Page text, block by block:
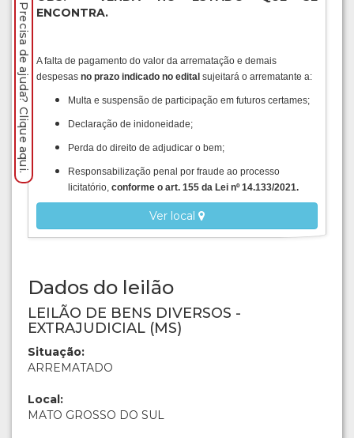
ENCONTRA.
A falta de pagamento do valor da arrematação e demais
despesas no prazo indicado no edital sujeitará o arrematante a:
Multa e suspensão de participação em futuros certames;
Declaração de inidoneidade;
Perda do direito de adjudicar o bem;
Responsabilização penal por fraude ao processo
licitatório, conforme o art. 155 da Lei nº 14.133/2021.
Ver local
Dados do leilão
LEILÃO DE BENS DIVERSOS -
EXTRAJUDICIAL (MS)
Situação:
ARREMATADO
Local:
MATO GROSSO DO SUL
Precisa de ajuda? Clique aqui.